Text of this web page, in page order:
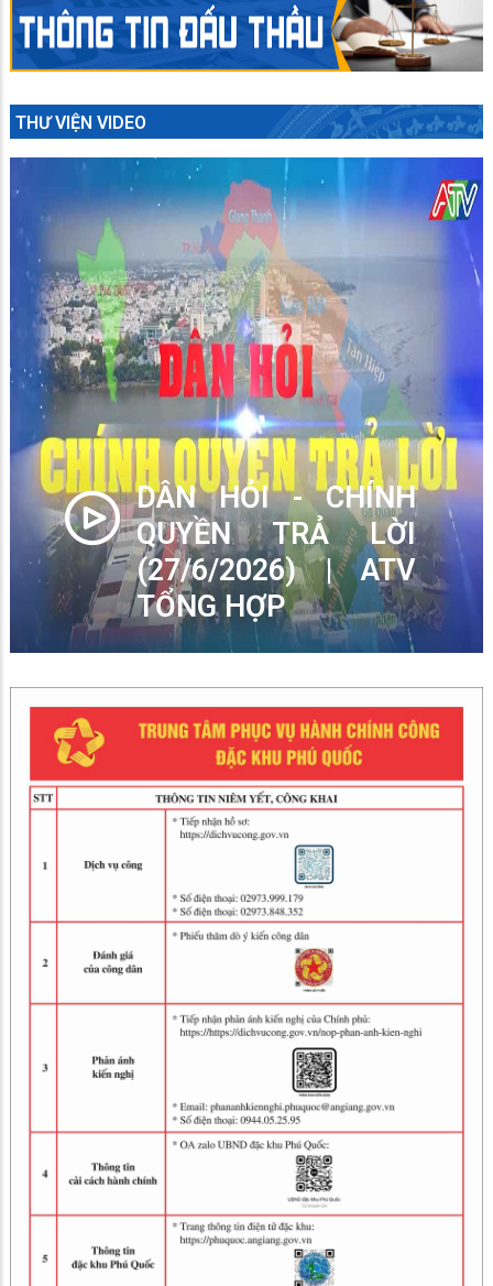
THƯ VIỆN VIDEO
DÂN HỎI - CHÍNH
QUYỀN TRẢ LỜI
(27/6/2026) | ATV
TỔNG HỢP